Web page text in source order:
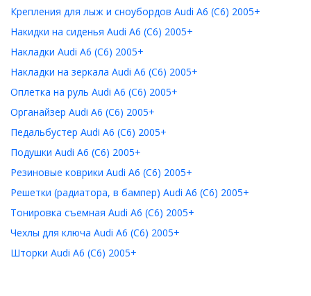
Крепления для лыж и сноубордов Audi A6 (C6) 2005+
Накидки на сиденья Audi A6 (C6) 2005+
Накладки Audi A6 (C6) 2005+
Накладки на зеркала Audi A6 (C6) 2005+
Оплетка на руль Audi A6 (C6) 2005+
Органайзер Audi A6 (C6) 2005+
Педальбустер Audi A6 (C6) 2005+
Подушки Audi A6 (C6) 2005+
Резиновые коврики Audi A6 (C6) 2005+
Решетки (радиатора, в бампер) Audi A6 (C6) 2005+
Тонировка съемная Audi A6 (C6) 2005+
Чехлы для ключа Audi A6 (C6) 2005+
Шторки Audi A6 (C6) 2005+